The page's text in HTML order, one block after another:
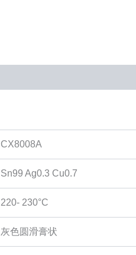
CX8008A
Sn99 Ag0.3 Cu0.7
220- 230°C
灰色圆滑膏状